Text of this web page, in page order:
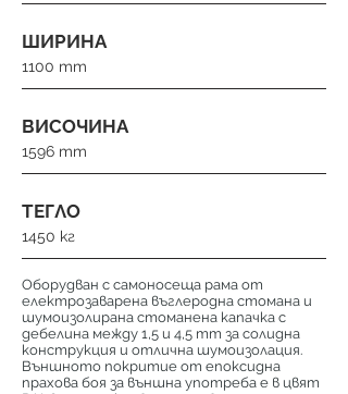
ШИРИНА
1100 mm
ВИСОЧИНА
1596 mm
ТЕГЛО
1450 кг
Оборудван с самоносеща рама от
електрозаварена въглеродна стомана и
шумоизолирана стоманена капачка с
дебелина между 1,5 и 4,5 mm за солидна
конструкция и отлична шумоизолация.
Външното покритие от епоксидна
прахова боя за външна употреба е в цвят